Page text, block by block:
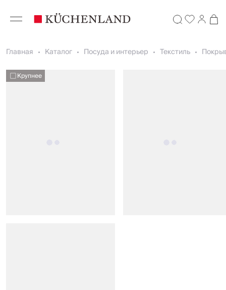
Главная Каталог Посуда и интерьер Текстиль
Крупнее